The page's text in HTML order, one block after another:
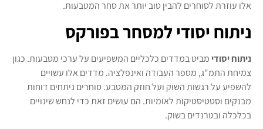
אלו עוזרת לסוחרים להבין טוב יותר את סחר המטבעות.
ניתוח יסודי למסחר בפורקס
ניתוח יסודימביט במדדים כלכליים המשפיעים על ערכי מטבעות. כגון
צמיחת התמ"ג, מספר העבודה ואינפלציה. מדדים אלו עשויים
להשפיע על רגשות השוק ועל חוזק המטבע. סוחרים ניתחים דוחות
מבנקים וסטטיסטיקות לאומיות. הם עושים זאת כדי לנחש שינויים
בכלכלה ובטרנדים בשוק.